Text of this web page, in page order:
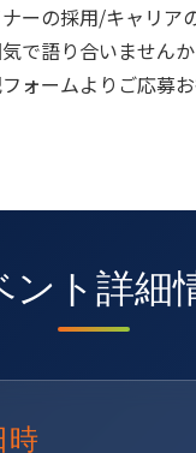
ーの採用/キャリア
で語り合いません
ォームよりご応募
ント詳細
時